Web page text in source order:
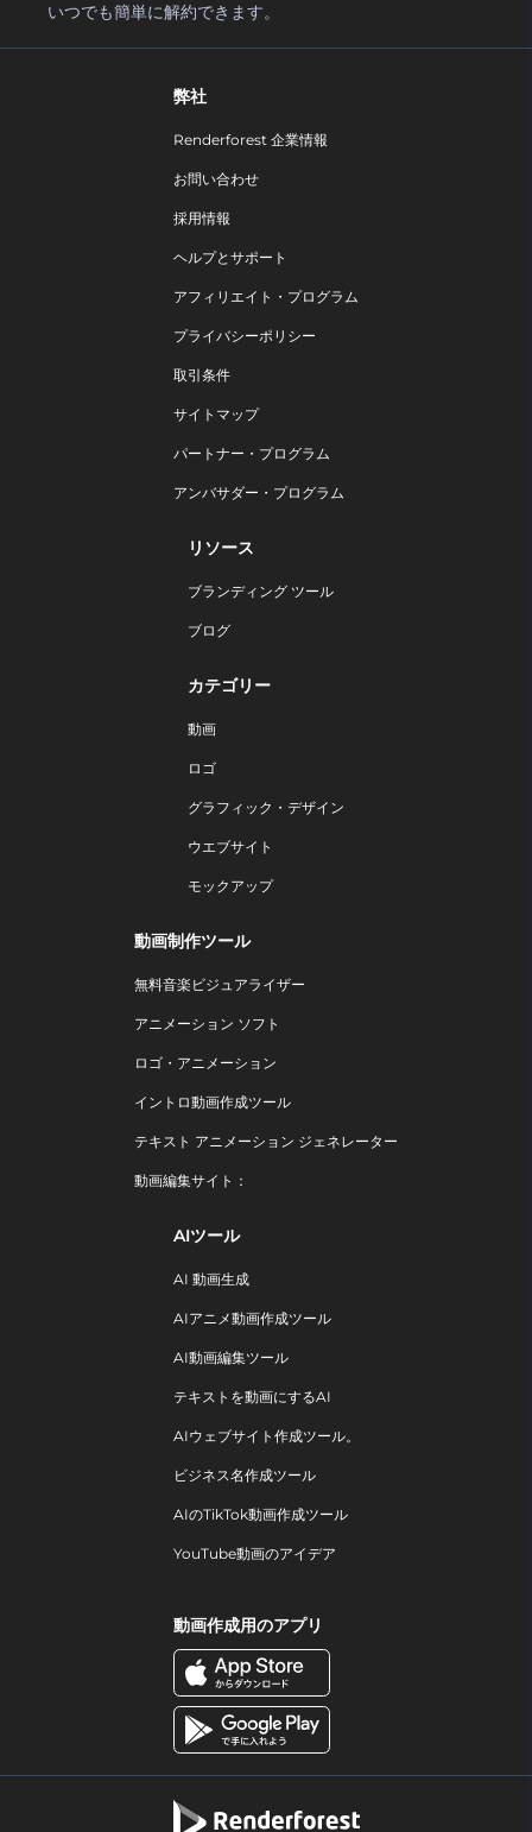
いつでも簡単に解約できます。
弊社
Renderforest 企業情報
お問い合わせ
採用情報
ヘルプとサポート
アフィリエイト・プログラム
プライバシーポリシー
取引条件
サイトマップ
パートナー・プログラム
アンバサダー・プログラム
リソース
ブランディング ツール
ブログ
カテゴリー
動画
ロゴ
グラフィック・デザイン
ウエブサイト
モックアップ
動画制作ツール
無料音楽ビジュアライザー
アニメーション ソフト
ロゴ・アニメーション
イントロ動画作成ツール
テキスト アニメーション ジェネレーター
動画編集サイト：
AIツール
AI 動画生成
AIアニメ動画作成ツール
AI動画編集ツール
テキストを動画にするAI
AIウェブサイト作成ツール。
ビジネス名作成ツール
AIのTikTok動画作成ツール
YouTube動画のアイデア
動画作成用のアプリ